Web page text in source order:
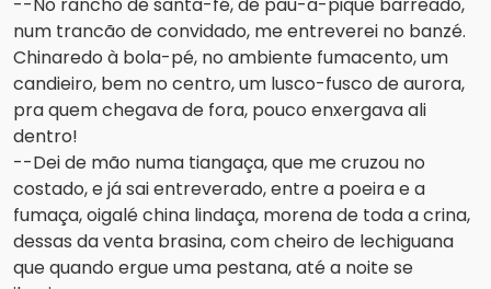
--No rancho de santa-fé, de pau-a-pique barreado,
num trancão de convidado, me entreverei no banzé.
Chinaredo à bola-pé, no ambiente fumacento, um
candieiro, bem no centro, um lusco-fusco de aurora,
pra quem chegava de fora, pouco enxergava ali
dentro!
--Dei de mão numa tiangaça, que me cruzou no
costado, e já sai entreverado, entre a poeira e a
fumaça, oigalé china lindaça, morena de toda a crina,
dessas da venta brasina, com cheiro de lechiguana
que quando ergue uma pestana, até a noite se